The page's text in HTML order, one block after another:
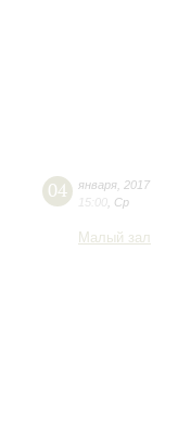
04 января 2017
15:00 Ср
Малый зал